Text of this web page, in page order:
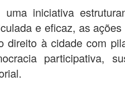
iniciativa
e eficaz, as
direito à cidade com
participativa,